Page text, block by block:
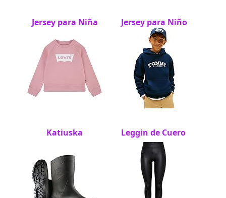
Jersey para Niña Jersey para Niño
Katiuska Leggin de Cuero